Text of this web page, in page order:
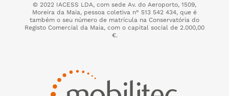
© 2022 IACESS LDA, com sede Av. do Aeroporto, 1509,
Moreira da Maia, pessoa coletiva n° 513 542 434, que é
também o seu número de matrícula na Conservatória do
Registo Comercial da Maia, com o capital social de 2.000,00
€.